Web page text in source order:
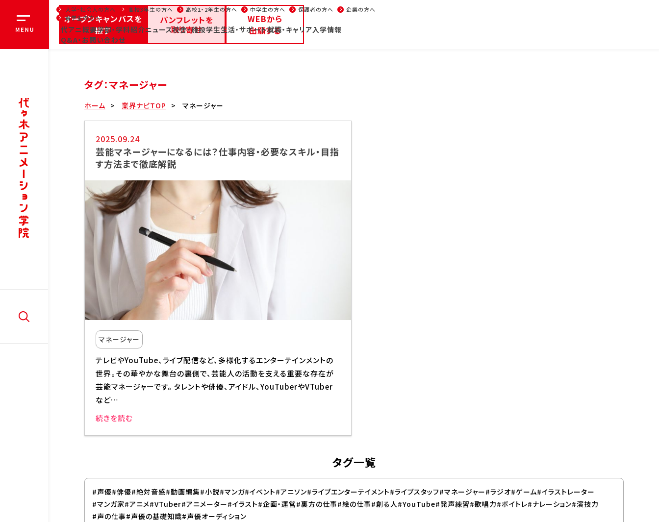
大学・社会人の方へ 高校3年生の方へ 高校1・2年生の方へ 中学生の方へ 保護者の方へ
企業の方へ
留学生の方へ
代アニ概要学部・学科紹介ニュース校舎・施設学生生活・サポート就職・キャリア入学情報
Q&A・お問い合わせ
オープンキャンパスを
探す
パンフレットを
取り寄せ
WEBから
出願する
オープンキャンパス/イベント
大学・社会人の方へ 高校3年生の方へ
代アニ概要
代アニ概要
学院長メッセージ
代々木アニメーション学院
とは
沿革
講師紹介
学部・学科紹介
アニメーション学部
クリエイター学部
芸能スタッフ学部
リモート学部
アニメ・クリエイター総合
学部
Wスクール・社会人夜間学
部
校舎・施設
入学情報
入学案内
AO入学制度
WEB出願
LINE相談会
在学生の活躍
オープンキャンパス
全国オープンキャンパスツ
アー
オープンキャンパス/イベント
企業情報 資料請求 お問い合わせ 採用情報
特定商取引法に
反社会的勢力に
タグ：マネージャー
ホーム 業界ナビTOP マネージャー
2025.09.24
芸能マネージャーになるには？仕事内容・必要なスキル・目指
す方法まで徹底解説
マネージャー
テレビやYouTube、ライブ配信など、多様化するエンターテインメントの
世界。その華やかな舞台の裏側で、芸能人の活動を支える重要な存在が
芸能マネージャーです。 タレントや俳優、アイドル、YouTuberやVTuber
など…
続きを読む
タグ一覧
#声優#俳優#絶対音感#動画編集#小説#マンガ#イベント#アニソン#ライブエンターテイメント#ライブスタッフ#マネージャー#ラジオ#ゲーム#イラストレーター
#マンガ家#アニメ#VTuber#アニメーター#イラスト#企画・運営#裏方の仕事#絵の仕事#創る人#YouTube#発声練習#歌唱力#ボイトレ#ナレーション#演技力
#声の仕事#声優の基礎知識#声優オーディション